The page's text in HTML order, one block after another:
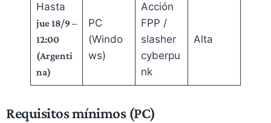
Hasta
jue 18/9 –
12:00
(Argenti
na)
PC
(Windo
ws)
Acción
FPP /
slasher
cyberpu
nk
Alta
Requisitos mínimos (PC)